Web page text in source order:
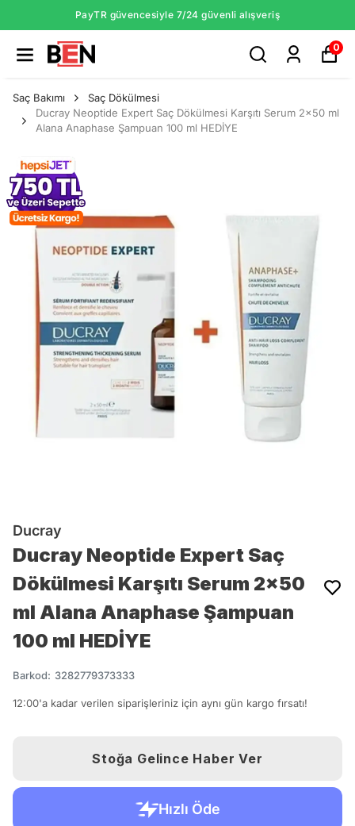
PayTR güvencesiyle 7/24 güvenli alışveriş
0
Saç Bakımı
Saç Dökülmesi
Ducray Neoptide Expert Saç Dökülmesi Karşıtı Serum 2x50 ml
Alana Anaphase Şampuan 100 ml HEDİYE
Ducray
Ducray Neoptide Expert Saç
Dökülmesi Karşıtı Serum 2x50
ml Alana Anaphase Şampuan
100 ml HEDİYE
Barkod: 3282779373333
12:00'a kadar verilen siparişleriniz için aynı gün kargo fırsatı!
Stoğa Gelince Haber Ver